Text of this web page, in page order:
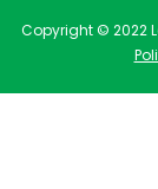
Copyright © 2022